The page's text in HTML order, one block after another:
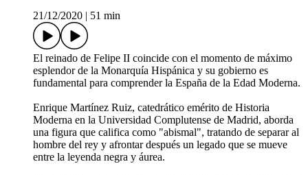
21/12/2020
51 min
El reinado de Felipe II coincide con el momento de máximo
esplendor de la Monarquía Hispánica y su gobierno es
fundamental para comprender la España de la Edad Moderna.
Enrique Martínez Ruiz, catedrático emérito de Historia
Moderna en la Universidad Complutense de Madrid, aborda
una figura que califica como "abismal", tratando de separar al
hombre del rey y afrontar después un legado que se mueve
entre la leyenda negra y áurea.